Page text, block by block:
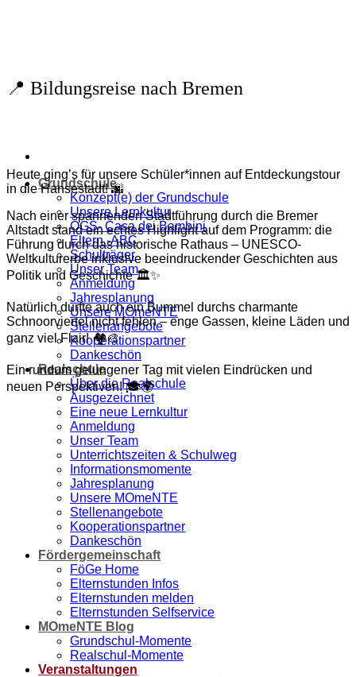
Grundschule
Konzept(e) der Grundschule
Unsere Lernkultur
OGS- Casa dei Bambini
Eltern -ABC
Schulträger
Unser Team
Anmeldung
Jahresplanung
Unsere MOmeNTE
Stellenangebote
Kooperationspartner
Dankeschön
Realschule
Über die Realschule
Ausgezeichnet
Eine neue Lernkultur
Anmeldung
Unser Team
Unterrichtszeiten & Schulweg
Informationsmomente
Jahresplanung
Unsere MOmeNTE
Stellenangebote
Kooperationspartner
Dankeschön
Fördergemeinschaft
FöGe Home
Elternstunden Infos
Elternstunden melden
Elternstunden Selfservice
MOmeNTE Blog
Grundschul-Momente
Realschul-Momente
Veranstaltungen
📍 Bildungsreise nach Bremen
Heute ging’s für unsere Schüler*innen auf Entdeckungstour
in die Hansestadt! 🌆
Nach einer spannenden Stadtführung durch die Bremer
Altstadt stand ein echtes Highlight auf dem Programm: die
Führung durch das historische Rathaus – UNESCO-
Weltkulturerbe inklusive beeindruckender Geschichten aus
Politik und Geschichte 🏛️✨
Natürlich durfte auch ein Bummel durchs charmante
Schnoorviertel nicht fehlen – enge Gassen, kleine Läden und
ganz viel Flair! 🏘️🎨
Ein rundum gelungener Tag mit vielen Eindrücken und
neuen Perspektiven! 🎓🌍